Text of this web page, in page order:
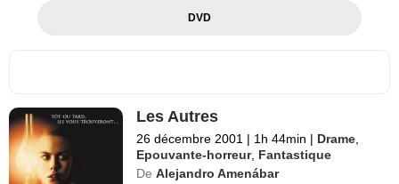
DVD
Les Autres
26 décembre 2001 | 1h 44min | Drame,
Epouvante-horreur, Fantastique
De Alejandro Amenábar